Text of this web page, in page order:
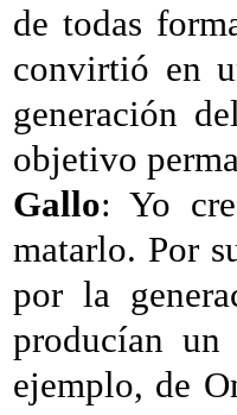
de todas
convirtió en
generación
objetivo
Gallo: Yo
matarlo. Por
por la
producían un
ejemplo, de